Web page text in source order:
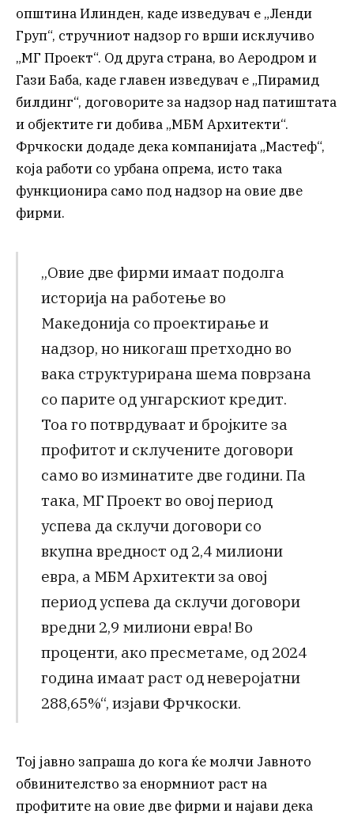
општина Илинден, каде изведувач е „Ленди
Груп“, стручниот надзор го врши исклучиво
„МГ Проект“. Од друга страна, во Аеродром и
Гази Баба, каде главен изведувач е „Пирамид
билдинг“, договорите за надзор над патиштата
и објектите ги добива „МБМ Архитекти“.
Фрчкоски додаде дека компанијата „Мастеф“,
која работи со урбана опрема, исто така
функционира само под надзор на овие две
фирми.
„Овие две фирми имаат подолга
историја на работење во
Македонија со проектирање и
надзор, но никогаш претходно во
вака структурирана шема поврзана
со парите од унгарскиот кредит.
Тоа го потврдуваат и бројките за
профитот и склучените договори
само во изминатите две години. Па
така, МГ Проект во овој период
успева да склучи договори со
вкупна вредност од 2,4 милиони
евра, а МБМ Архитекти за овој
период успева да склучи договори
вредни 2,9 милиони евра! Во
проценти, ако пресметаме, од 2024
година имаат раст од неверојатни
288,65%“, изјави Фрчкоски.
Тој јавно запраша до кога ќе молчи Јавното
обвинителство за енормниот раст на
профитите на овие две фирми и најави дека